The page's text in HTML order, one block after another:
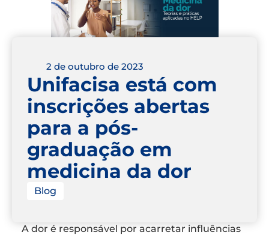
2 de outubro de 2023
Unifacisa está com
inscrições abertas
para a pós-
graduação em
medicina da dor
Blog
A dor é responsável por acarretar influências